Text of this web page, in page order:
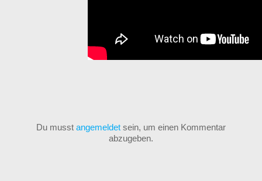
Du musst angemeldet sein, um einen Kommentar
abzugeben.